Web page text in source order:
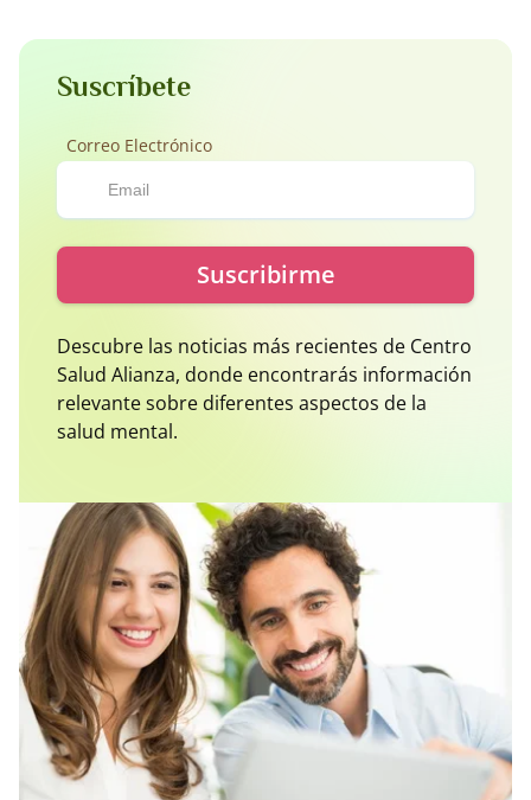
Suscríbete
Correo Electrónico
Suscribirme
Descubre las noticias más recientes de Centro
Salud Alianza, donde encontrarás información
relevante sobre diferentes aspectos de la
salud mental.